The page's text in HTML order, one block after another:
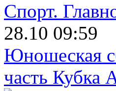
Спорт.
28.10 09:59
Юношеская
часть Кубка